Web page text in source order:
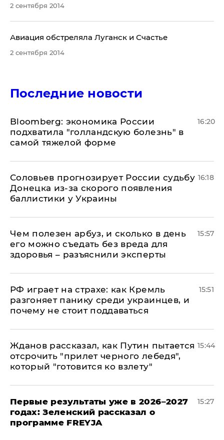
2 сентября 2014
Авиация обстреляла Луганск и Счастье
2 сентября 2014
Последние новости
Bloomberg: экономика России
подхватила "голландскую болезнь" в
самой тяжелой форме
16:20
Соловьев прогнозирует России судьбу
Донецка из-за скорого появления
баллистики у Украины
16:18
Чем полезен арбуз, и сколько в день
его можно съедать без вреда для
здоровья – разъяснили эксперты
15:57
РФ играет на страхе: как Кремль
разгоняет панику среди украинцев, и
почему не стоит поддаваться
15:51
Жданов рассказал, как Путин пытается
отсрочить "прилет черного лебедя",
который "готовится ко взлету"
15:44
Первые результаты уже в 2026–2027
годах: Зеленский рассказал о
программе FREYJA
15:27